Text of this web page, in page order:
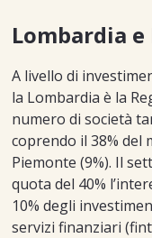
Lombardia
A livello di
la Lombardia è la
numero di società
coprendo il 38% del
Piemonte (9%). Il
quota del 40%
10% degli
servizi finanziari